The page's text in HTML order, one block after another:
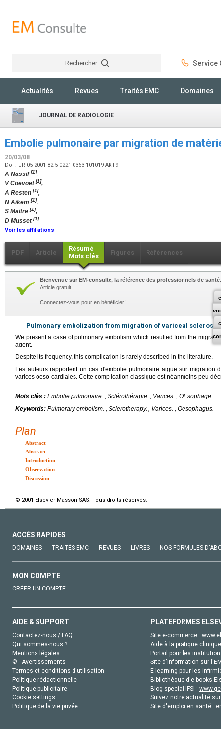
Rechercher Service
Actualités Revues Traités EMC Domaines
JOURNAL DE RADIOLOGIE
Embolie pulmonaire par migration de
20/03/08
Doi : JR-05-2001-82-5-0221-0363-101019-ART9
A Nassif[1],
V Coevoet[1],
A Resten [1],
N Aikem [1],
S Maitre [1],
D Musset[1]
Voir les affiliations
PDF Article
Résumé
Mots clés
Figures Références
Bienvenue sur EM-consulte, la référence des professionnels de santé.
Article gratuit.
Connectez-vous pour en bénéficier!
Pulmonary embolization from migration of variceal
We present a case of pulmonary embolism which resulted from the
agent.
Despite its frequency, this complication is rarely described in the literature.
Les auteurs rapportent un cas d'embolie pulmonaire aiguë sur migration
varices oeso-cardiales. Cette complication classique est néanmoins peu
Mots clés : Embolie pulmonaire. , Sclérothérapie. , Varices. , OEsophage.
Keywords: Pulmorary embolism. , Sclerotherapy. , Varices. , Oesophagus.
Plan
Abstract
Abstract
Introduction
Observation
Discussion
© 2001 Elsevier Masson SAS. Tous droits réservés.
ACCÈS RAPIDES
DOMAINES TRAITÉS EMC REVUES LIVRES NOS FORMULES
MON COMPTE
CRÉER UN COMPTE
AIDE & SUPPORT
Contactez-nous / FAQ
Qui sommes-nous ?
Mentions légales
© - Avertissements
Termes et conditions d'utilisation
Politique rédactionnelle
Politique publicitaire
Cookie settings
Politique de la vie privée
PLATEFORMES
Site e-commerce :
Aide à la pratique
Portail pour les
Site d'information sur
E-learning pour les
Bibliothèque d'e-books
Blog special IFSI :
Suivez notre actualité
Site d'emploi en santé :